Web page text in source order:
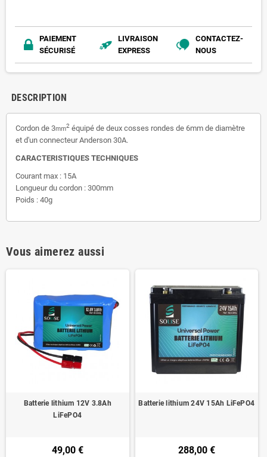
PAIEMENT
SÉCURISÉ
LIVRAISON
EXPRESS
CONTACTEZ-
NOUS
DESCRIPTION
Cordon de 3mm2 équipé de deux cosses rondes de 6mm de diamètre
et d'un connecteur Anderson 30A.
CARACTERISTIQUES TECHNIQUES
Courant max : 15A
Longueur du cordon : 300mm
Poids : 40g
Vous aimerez aussi
Batterie lithium 12V 3.8Ah
LiFePO4
49,00 €
Batterie lithium 24V 15Ah LiFePO4
288,00 €